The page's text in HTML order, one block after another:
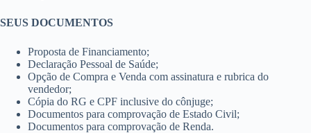
SEUS DOCUMENTOS
Proposta de Financiamento;
Declaração Pessoal de Saúde;
Opção de Compra e Venda com assinatura e rubrica do
vendedor;
Cópia do RG e CPF inclusive do cônjuge;
Documentos para comprovação de Estado Civil;
Documentos para comprovação de Renda.